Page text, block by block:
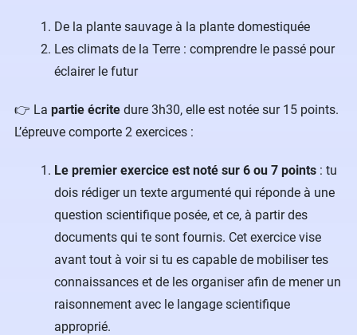
De la plante sauvage à la plante domestiquée
Les climats de la Terre : comprendre le passé pour
éclairer le futur
👉 La partie écrite dure 3h30, elle est notée sur 15 points.
L’épreuve comporte 2 exercices :
Le premier exercice est noté sur 6 ou 7 points : tu
dois rédiger un texte argumenté qui réponde à une
question scientifique posée, et ce, à partir des
documents qui te sont fournis. Cet exercice vise
avant tout à voir si tu es capable de mobiliser tes
connaissances et de les organiser afin de mener un
raisonnement avec le langage scientifique
approprié.